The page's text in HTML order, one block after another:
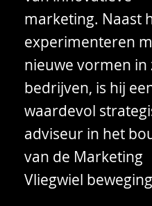
marketing. Naast
experimenteren
nieuwe vormen in
bedrijven, is hij
waardevol
adviseur in het
van de Marketing
Vliegwiel